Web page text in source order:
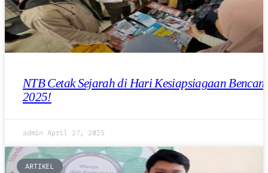
NTB Cetak Sejarah di Hari Kesiapsiagaan
2025!
admin April 27, 2025
ARTIKEL